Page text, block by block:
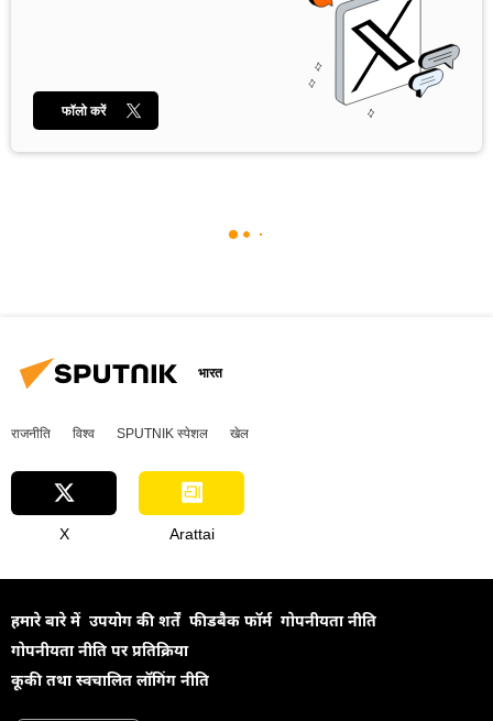
फॉलो करें
भारत
राजनीति विश्व SPUTNIK स्पेशल खेल
X Arattai
हमारे बारे में उपयोग की शर्तें फीडबैक फॉर्म गोपनीयता नीति
गोपनीयता नीति पर प्रतिक्रिया
कूकी तथा स्वचालित लॉगिंग नीति